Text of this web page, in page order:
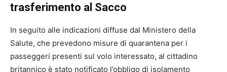
trasferimento al Sacco
In seguito alle indicazioni diffuse dal Ministero della
Salute, che prevedono misure di quarantena per i
passeggeri presenti sul volo interessato, al cittadino
britannico è stato notificato l’obbligo di isolamento